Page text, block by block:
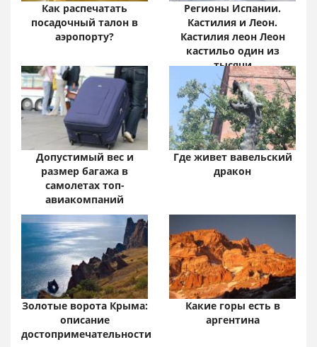
Как распечатать
посадочный талон в
аэропорту?
Регионы Испании.
Кастилия и Леон.
Кастилия леон Леон
кастильо один из
тысячи
Допустимый вес и
размер багажа в
самолетах топ-
авиакомпаний
Где живет вавельский
дракон
Золотые ворота Крыма:
описание
достопримечательности
Какие горы есть в
аргентина